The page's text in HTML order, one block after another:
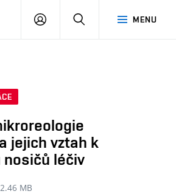
MENU
PŘIHLÁSIT
jejich vztah k
léčiv
MB